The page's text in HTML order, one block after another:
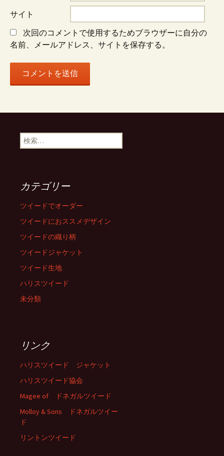
ン
サイト
次回のコメントで使用するためブラウザーに自分の
名前、メールアドレス、サイトを保存する。
検
索:
カテゴリー
ツイードでオーダー
ツイードにおススメデザイン
ツイードの織り柄
ツイードジャケット
ツイード生地
ハリスツイード
未分類
リンク
ハリスツイード ジャケット
ハリスツイード協会
Magee of ドネガルツイード
Molloy & Sons ドネガルツイー
ド
リントンツイード